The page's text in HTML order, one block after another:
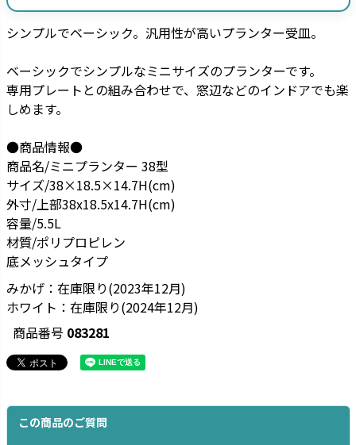
シンプルでベーシック。汎用性が高いプランター受皿。
ベーシックでシンプルなミニサイズのプランターです。
専用プレートとの組み合わせで、窓辺などのインドアでも楽
しめます。
●商品情報●
商品名/ミニプランター 38型
サイズ/38×18.5×14.7H(cm)
外寸/上部38x18.5x14.7H(cm)
容量/5.5L
材質/ポリプロピレン
底メッシュタイプ
みかげ：在庫限り(2023年12月)
ホワイト：在庫限り(2024年12月)
商品番号 083281
この商品のご質問